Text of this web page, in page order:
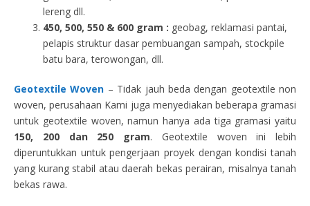
lereng dll.
450, 500, 550 & 600 gram : geobag, reklamasi pantai,
pelapis struktur dasar pembuangan sampah, stockpile
batu bara, terowongan, dll.
Geotextile Woven – Tidak jauh beda dengan geotextile non
woven, perusahaan Kami juga menyediakan beberapa gramasi
untuk geotextile woven, namun hanya ada tiga gramasi yaitu
150, 200 dan 250 gram. Geotextile woven ini lebih
diperuntukkan untuk pengerjaan proyek dengan kondisi tanah
yang kurang stabil atau daerah bekas perairan, misalnya tanah
bekas rawa.